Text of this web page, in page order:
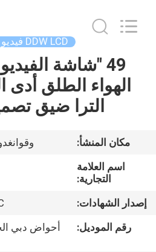
الصفحة
الرئيسية
معلومات
جولة
DDW LCD فيديو الجدار
49 "شاشة
الهواء الطلق أدى
الترا ضيق
مكان المنشأ:
اسم العلامة
التجارية:
إصدار الشهادات:
رقم الموديل: